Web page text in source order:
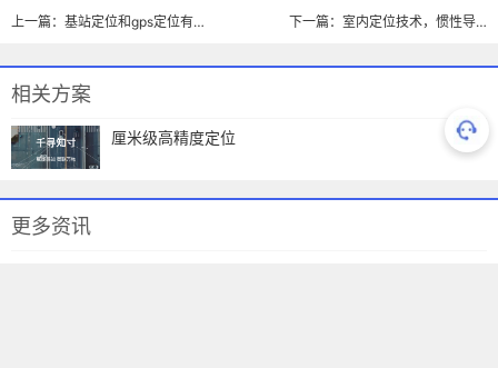
上一篇：基站定位和gps定位有什么区别 下一篇：室内定位技术，惯性导航在室内定位的应用
相关方案
厘米级高精度定位
更多资讯